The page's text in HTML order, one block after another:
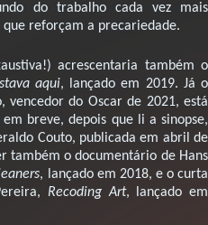
do trabalho cada vez mais
reforçam a precariedade.
acrescentaria também o
aqui, lançado em 2019. Já o
vencedor do Oscar de 2021, está
breve, depois que li a sinopse,
Couto, publicada em abril de
também o documentário de Hans
, lançado em 2018, e o curta
Recoding Art, lançado em